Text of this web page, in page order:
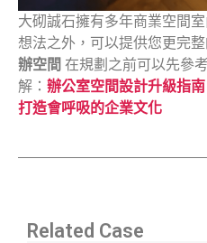
大砌誠石擁有多年商業空間
想法之外，可以提供您更完
辦空間 在規劃之前可以先參
解： 辦公室空間設計升級指
打造會呼吸的企業文化
Related Case